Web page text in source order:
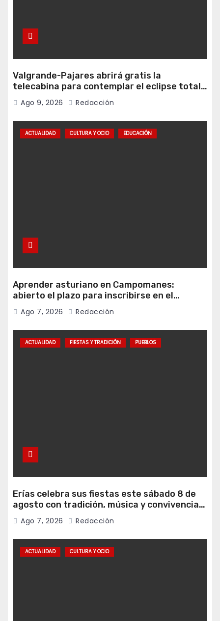
Valgrande-Pajares abrirá gratis la
telecabina para contemplar el eclipse total
desde Cuitunigru
Ago 9, 2026 Redacción
ACTUALIDAD CULTURA Y OCIO EDUCACIÓN
Aprender asturiano en Campomanes:
abierto el plazo para inscribirse en el
programa Falamos
Ago 7, 2026 Redacción
ACTUALIDAD FIESTAS Y TRADICIÓN PUEBLOS
Erías celebra sus fiestas este sábado 8 de
agosto con tradición, música y convivencia
vecinal
Ago 7, 2026 Redacción
ACTUALIDAD CULTURA Y OCIO